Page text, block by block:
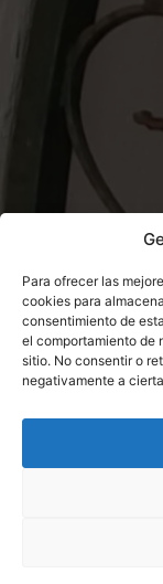
Para ofrecer las
cookies para
consentimiento de
el comportamiento de
sitio. No consentir o
negativamente a